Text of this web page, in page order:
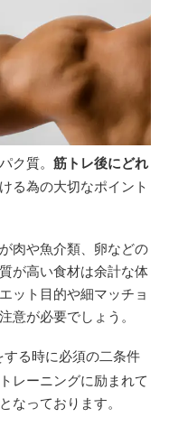
ク質。 筋トレ後にどれ
る為の大切なポイント
肉や魚介類、卵などの
が高い食材は余計な体
ット目的や細マッチョ
意が必要でしょう。
る時に必須の二条件
レーニングに励まれて
なっております。